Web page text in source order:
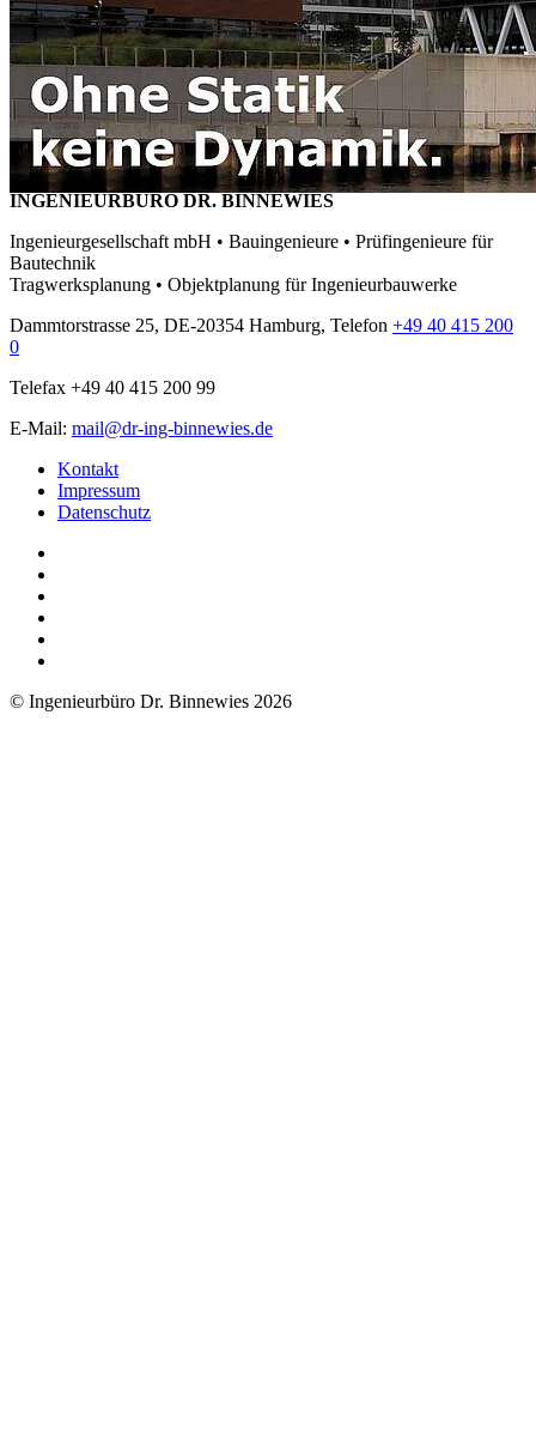
INGENIEURBÜRO DR. BINNEWIES
Ingenieurgesellschaft mbH • Bauingenieure • Prüfingenieure für
Bautechnik
Tragwerksplanung • Objektplanung für Ingenieurbauwerke
Dammtorstrasse 25, DE-20354 Hamburg, Telefon +49 40 415 200
0
Telefax +49 40 415 200 99
E-Mail: mail@dr-ing-binnewies.de
Kontakt
Impressum
Datenschutz
© Ingenieurbüro Dr. Binnewies 2026